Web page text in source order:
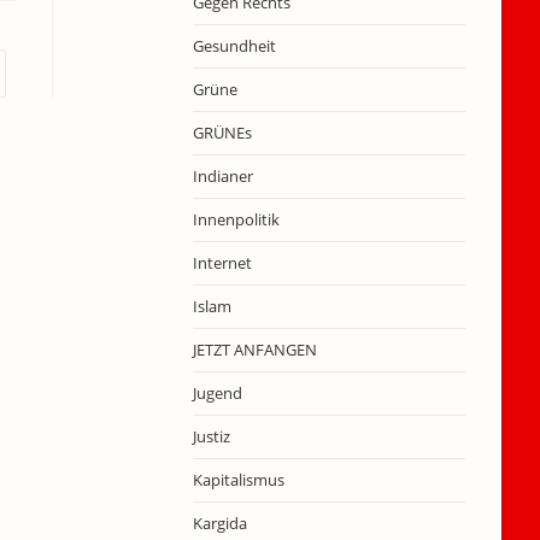
nächsten Seite
Gesundheit
Grüne
GRÜNEs
Indianer
Innenpolitik
Internet
Islam
JETZT ANFANGEN
Jugend
Justiz
Kapitalismus
Kargida